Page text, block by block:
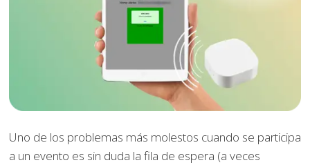
Uno de los problemas más molestos cuando se participa
a un evento es sin duda la fila de espera (a veces